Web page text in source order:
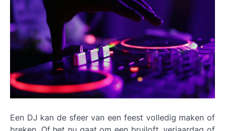
Een DJ kan de sfeer van een feest volledig maken of